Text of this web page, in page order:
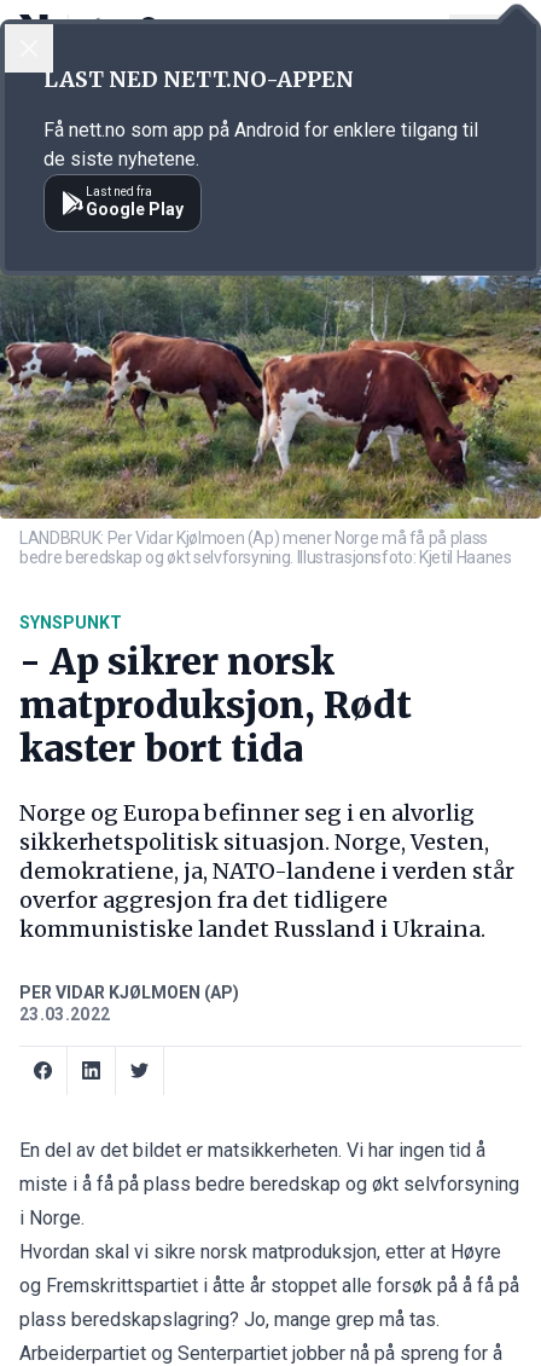
Annonsørinnhold
LANDBRUK: Per Vidar Kjølmoen (Ap) mener Norge må få på plass
bedre beredskap og økt selvforsyning. Illustrasjonsfoto: Kjetil Haanes
SYNSPUNKT
- Ap sikrer norsk
matproduksjon, Rødt
kaster bort tida
Norge og Europa befinner seg i en alvorlig
sikkerhetspolitisk situasjon. Norge, Vesten,
demokratiene, ja, NATO-landene i verden står
overfor aggresjon fra det tidligere
kommunistiske landet Russland i Ukraina.
PER VIDAR KJØLMOEN (AP)
23.03.2022
En del av det bildet er matsikkerheten. Vi har ingen tid å
miste i å få på plass bedre beredskap og økt selvforsyning
i Norge.
Hvordan skal vi sikre norsk matproduksjon, etter at Høyre
og Fremskrittspartiet i åtte år stoppet alle forsøk på å få på
plass beredskapslagring? Jo, mange grep må tas.
Arbeiderpartiet og Senterpartiet jobber nå på spreng for å
LAST NED NETT.NO-APPEN
Få nett.no som app på Android for enklere tilgang til
de siste nyhetene.
Last ned fra
Google Play